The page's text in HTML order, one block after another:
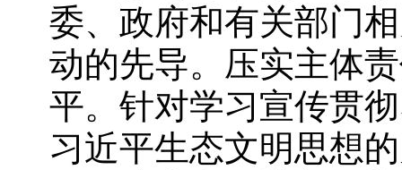
委、政府和有关部门
动的先导。压实主体
平。针对学习宣传贯
习近平生态文明思想